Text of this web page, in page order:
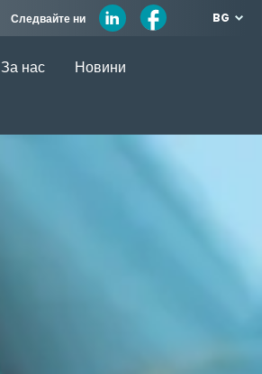
Следвайте ни BG
За нас
Новини